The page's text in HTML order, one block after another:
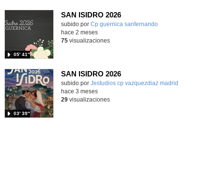
SAN ISIDRO 2026
Contenido educativo.
subido por Cp guernica sanfernando
05′ 41″
-
hace 2 meses
75visualizaciones
SAN ISIDRO 2026
Contenido educativo.
subido por Jestudios cp vazquezdiaz madrid
03′ 39″
hace 3 meses
29visualizaciones